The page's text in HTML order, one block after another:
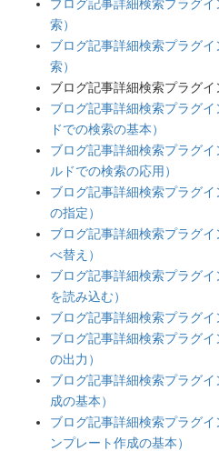
ブログ記事詳細検索プラグ
索）
ブログ記事詳細検索プラグ
索）
ブログ記事詳細検索プラグイ
ブログ記事詳細検索プラグ
ドでの検索の基本）
ブログ記事詳細検索プラグ
ルドでの検索の応用）
ブログ記事詳細検索プラグ
の指定）
ブログ記事詳細検索プラグ
べ替え）
ブログ記事詳細検索プラグ
を読み込む）
ブログ記事詳細検索プラグイ
ブログ記事詳細検索プラグ
の出力）
ブログ記事詳細検索プラグ
成の基本）
ブログ記事詳細検索プラグ
ンプレート作成の基本）